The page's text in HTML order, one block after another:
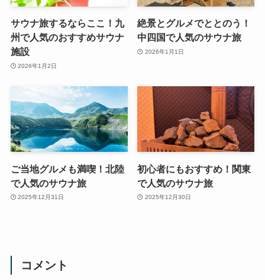
サウナ旅するならここ！九
州で人気のおすすめサウナ
施設
2026年1月2日
絶景とグルメでととのう！
中四国で人気のサウナ旅
2026年1月1日
ご当地グルメも満喫！北陸
で人気のサウナ旅
2025年12月31日
初心者にもおすすめ！関東
で人気のサウナ旅
2025年12月30日
コメント